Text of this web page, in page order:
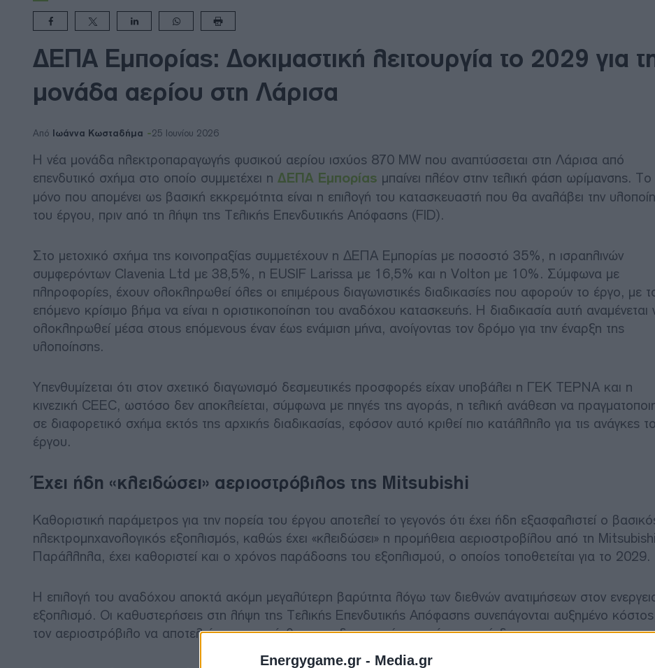
Energygame.gr - Media.gr
ΔΕΠΑ Εμπορίας: Δοκιμαστική λειτουργία το 2029 για
μονάδα αερίου στη Λάρισα
Από Ιωάννα Κωσταδήμα 25 Ιουνίου 2026
Η νέα μονάδα ηλεκτροπαραγωγής φυσικού αερίου ισχύος 870 MW που αναπτύσσεται στη Λάρισα από
επενδυτικό σχήμα στο οποίο συμμετέχει η ΔΕΠΑ Εμπορίας μπαίνει πλέον στην τελική φάση ωρίμανσης. Το
μόνο που απομένει ως βασική εκκρεμότητα είναι η επιλογή του κατασκευαστή που θα αναλάβει την
του έργου, πριν από τη λήψη της Τελικής Επενδυτικής Απόφασης (FID).
Στο μετοχικό σχήμα της κοινοπραξίας συμμετέχουν η ΔΕΠΑ Εμπορίας με ποσοστό 35%, η ισραηλινών
συμφερόντων Clavenia Ltd με 38,5%, η EUSIF Larissa με 16,5% και η Volton με 10%. Σύμφωνα με
πληροφορίες, έχουν ολοκληρωθεί όλες οι επιμέρους διαγωνιστικές διαδικασίες που αφορούν το έργο, με
επόμενο κρίσιμο βήμα να είναι η οριστικοποίηση του αναδόχου κατασκευής. Η διαδικασία αυτή αναμένεται
ολοκληρωθεί μέσα στους επόμενους έναν έως ενάμιση μήνα, ανοίγοντας τον δρόμο για την έναρξη της
υλοποίησης.
Υπενθυμίζεται ότι στον σχετικό διαγωνισμό δεσμευτικές προσφορές είχαν υποβάλει η ΓΕΚ ΤΕΡΝΑ και η
κινεζική CEEC, ωστόσο δεν αποκλείεται, σύμφωνα με πηγές της αγοράς, η τελική ανάθεση να
σε διαφορετικό σχήμα εκτός της αρχικής διαδικασίας, εφόσον αυτό κριθεί πιο κατάλληλο για τις ανάγκες
έργου.
Έχει ήδη «κλειδώσει» αεριοστρόβιλος της Mitsubishi
Καθοριστική παράμετρος για την πορεία του έργου αποτελεί το γεγονός ότι έχει ήδη εξασφαλιστεί ο
ηλεκτρομηχανολογικός εξοπλισμός, καθώς έχει «κλειδώσει» η προμήθεια αεριοστροβίλου από τη
Παράλληλα, έχει καθοριστεί και ο χρόνος παράδοσης του εξοπλισμού, ο οποίος τοποθετείται για το 2029.
Η επιλογή του αναδόχου αποκτά ακόμη μεγαλύτερη βαρύτητα λόγω των διεθνών ανατιμήσεων στον
εξοπλισμό. Οι καθυστερήσεις στη λήψη της Τελικής Επενδυτικής Απόφασης συνεπάγονται αυξημένο
τον αεριοστρόβιλο να αποτελεί το πιο ευαίσθητο και δαπανηρό στοιχείο της επένδυσης.